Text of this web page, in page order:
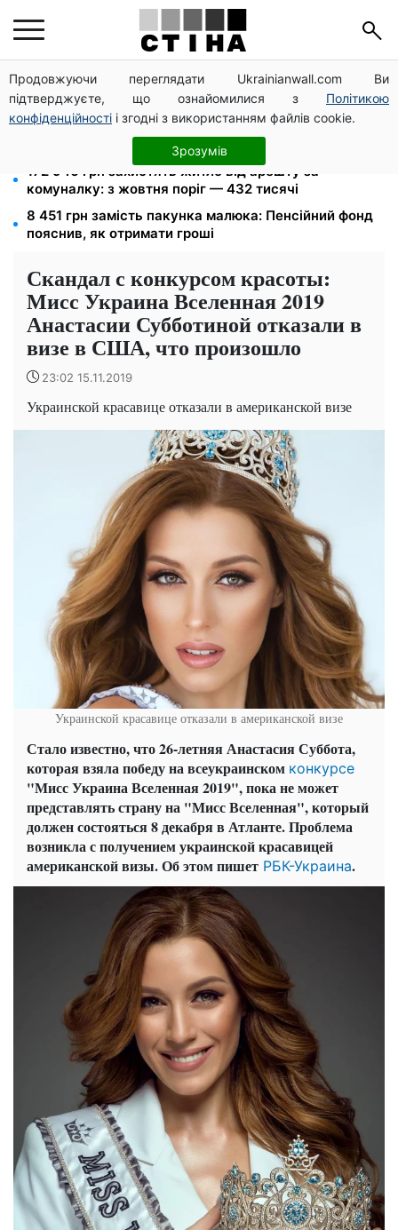
Продовжуючи переглядати Ukrainianwall.com Ви
підтверджуєте, що ознайомилися з Політикою
конфіденційності і згодні з використанням файлів cookie.
Зрозумів
Пенсія по інвалідності III групи з вересня: від 2595
до 10 625 грн — хто скільки отримає
10 заявок — і МСЦ МВС приїде у громаду: обмін
прав, реєстрація авто та міжнародне посвідчення
172 940 грн захистять житло від арешту за
комуналку: з жовтня поріг — 432 тисячі
8 451 грн замість пакунка малюка: Пенсійний фонд
пояснив, як отримати гроші
Скандал с конкурсом красоты:
Мисс Украина Вселенная 2019
Анастасии Субботиной отказали в
визе в США, что произошло
23:02 15.11.2019
Украинской красавице отказали в американской визе
Украинской красавице отказали в американской визе
Стало известно, что 26-летняя Анастасия Суббота,
которая взяла победу на всеукраинском конкурсе
"Мисс Украина Вселенная 2019", пока не может
представлять страну на "Мисс Вселенная", который
должен состояться 8 декабря в Атланте. Проблема
возникла с получением украинской красавицей
американской визы. Об этом пишет РБК-Украина.